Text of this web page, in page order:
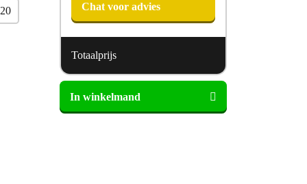
Chat voor advies
Totaalprijs
Norma
Timeless
T2350
In winkelmand